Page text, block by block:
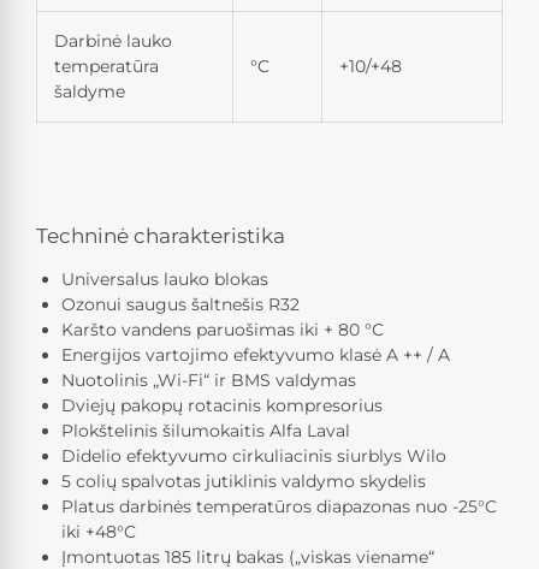
Darbinė lauko
temperatūra
šaldyme
°C +10/+48
Techninė charakteristika
Universalus lauko blokas
Ozonui saugus šaltnešis R32
Karšto vandens paruošimas iki + 80 °С
Energijos vartojimo efektyvumo klasė A ++ / A
Nuotolinis „Wi-Fi“ ir BMS valdymas
Dviejų pakopų rotacinis kompresorius
Plokštelinis šilumokaitis Alfa Laval
Didelio efektyvumo cirkuliacinis siurblys Wilo
5 colių spalvotas jutiklinis valdymo skydelis
Platus darbinės temperatūros diapazonas nuo -25°C
iki +48°C
Įmontuotas 185 litrų bakas („viskas viename“